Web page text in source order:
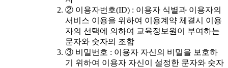
② 이용자번호(ID) : 이용자 식별과 이용자의
서비스 이용을 위하여 이용계약 체결시 이용
자의 선택에 의하여 교육정보원이 부여하는
문자와 숫자의 조합
③ 비밀번호 : 이용자 자신의 비밀을 보호하
기 위하여 이용자 자신이 설정한 문자와 숫자